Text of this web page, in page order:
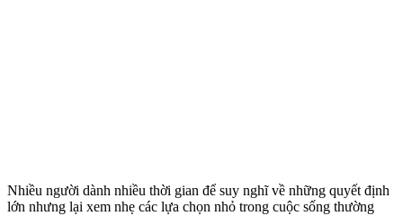
Nhiều người dành nhiều thời gian để suy nghĩ về những quyết định
lớn nhưng lại xem nhẹ các lựa chọn nhỏ trong cuộc sống thường